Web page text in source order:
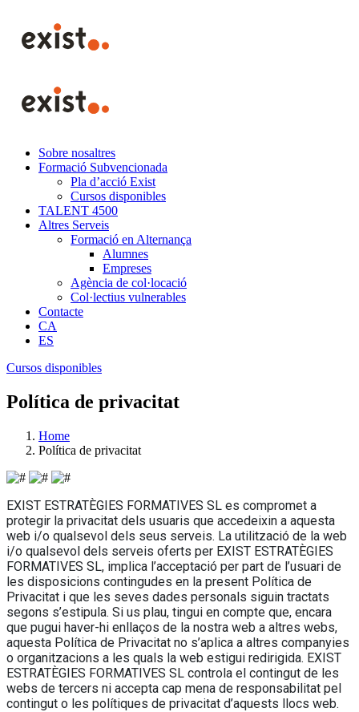
content
Sobre nosaltres
Formació Subvencionada
Pla d’acció Exist
Cursos disponibles
TALENT 4500
Altres Serveis
Formació en Alternança
Alumnes
Empreses
Agència de col·locació
Col·lectius vulnerables
Contacte
CA
ES
Cursos disponibles
Política de privacitat
Home
Política de privacitat
EXIST ESTRATÈGIES FORMATIVES SL es compromet a
protegir la privacitat dels usuaris que accedeixin a aquesta
web i/o qualsevol dels seus serveis. La utilització de la web
i/o qualsevol dels serveis oferts per EXIST ESTRATÈGIES
FORMATIVES SL, implica l’acceptació per part de l’usuari de
les disposicions contingudes en la present Política de
Privacitat i que les seves dades personals siguin tractats
segons s’estipula. Si us plau, tingui en compte que, encara
que pugui haver-hi enllaços de la nostra web a altres webs,
aquesta Política de Privacitat no s’aplica a altres companyies
o organitzacions a les quals la web estigui redirigida. EXIST
ESTRATÈGIES FORMATIVES SL controla el contingut de les
webs de tercers ni accepta cap mena de responsabilitat pel
contingut o les polítiques de privacitat d’aquests llocs web.